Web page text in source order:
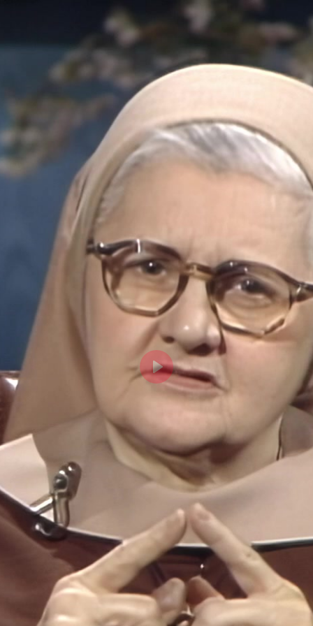
Abspielen